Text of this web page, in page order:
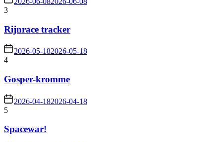
3
Rijnrace tracker
2026-05-182026-05-18
4
Gosper-kromme
2026-04-182026-04-18
5
Spacewar!